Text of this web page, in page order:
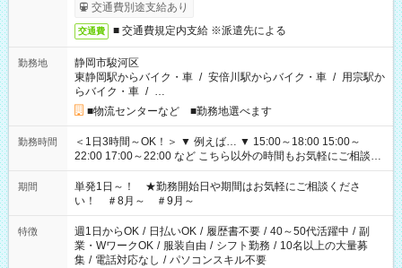
交通費別途支給あり
交通費 ■ 交通費規定内支給 ※派遣先による
勤務地
静岡市駿河区
東静岡駅からバイク・車 / 安倍川駅からバイク・車 / 用宗駅か
らバイク・車 / …
■物流センターなど ■勤務地選べます
勤務時間
＜1日3時間～OK！＞ ▼ 例えば… ▼ 15:00～18:00 15:00～
22:00 17:00～22:00 など こちら以外の時間もお気軽にご相談く
ださい！
期間
単発1日～！ ★勤務開始日や期間はお気軽にご相談くださ
い！ ＃8月～ ＃9月～
特徴 週1日からOK / 日払いOK / 履歴書不要 / 40～50代活躍中 / 副
業・WワークOK / 服装自由 / シフト勤務 / 10名以上の大量募
集 / 電話対応なし / パソコンスキル不要